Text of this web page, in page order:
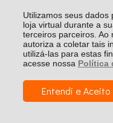
Utilizamos seus dados
loja virtual durante a
terceiros parceiros. Ao
autoriza a coletar tais
utilizá-las para estas
acesse nossa Política
Entendi e Aceito
Bateria Pa14 - 14.4V -
Cd) - 193060-0 - Makita
R$ 1.047,19 R$